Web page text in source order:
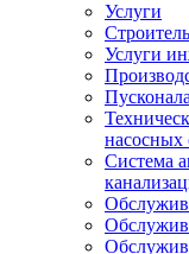
Услуги
Услуги
насосных
Система